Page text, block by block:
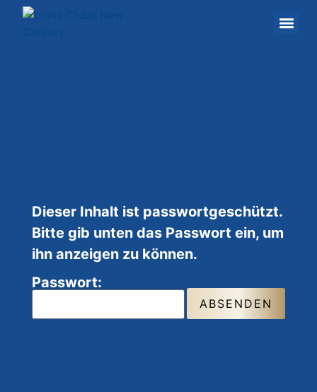
Dieser Inhalt ist passwortgeschützt.
Bitte gib unten das Passwort ein, um
ihn anzeigen zu können.
Passwort: